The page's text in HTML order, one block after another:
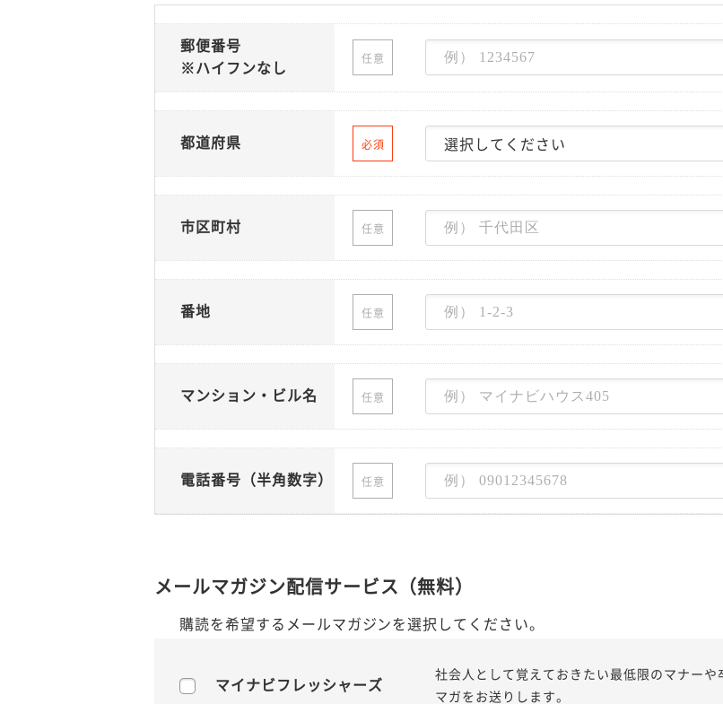
郵便番号
※ハイフンなし
任意
都道府県 必須
市区町村 任意
番地 任意
マンション・ビル名 任意
電話番号（半角数字） 任意
メールマガジン配信サービス（無料）
購読を希望するメールマガジンを選択してください。
マイナビフレッシャーズ
社会人として覚えておきたい最低限のマナー
マガをお送りします。